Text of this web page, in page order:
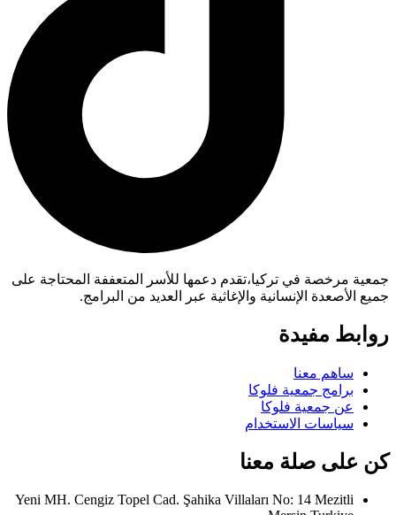
جمعية مرخصة في تركيا،تقدم دعمها للأسر المتعففة المحتاجة على
جميع الأصعدة الإنسانية والإغاثية عبر العديد من البرامج.
روابط مفيدة
ساهم معنا
برامج جمعية فلوكا
عن جمعية فلوكا
سياسات الاستخدام
كن على صلة معنا
Yeni MH. Cengiz Topel Cad. Şahika Villaları No: 14 Mezitli